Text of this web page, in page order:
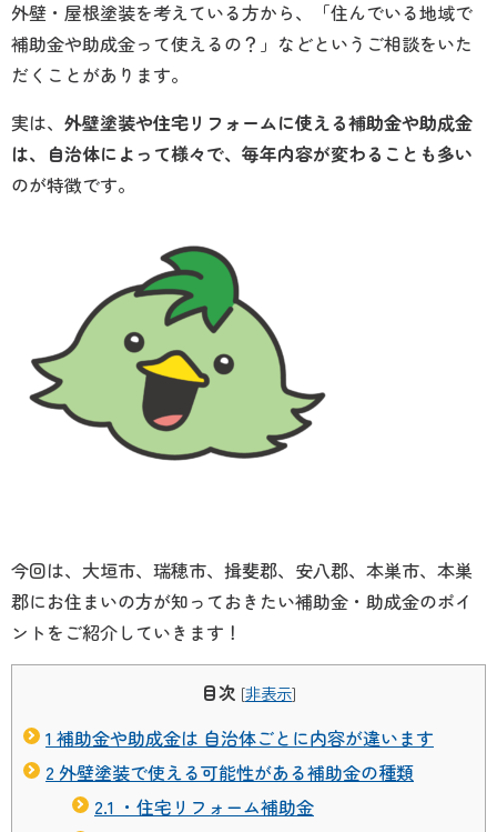
外壁・屋根塗装を考えている方から、「住んでいる地域で
補助金や助成金って使えるの？」などというご相談をいた
だくことがあります。
実は、 外壁塗装や住宅リフォームに使える補助金や助成金
は、自治体によって様々で、毎年内容が変わることも多い
のが特徴です。
今回は、大垣市、瑞穂市、揖斐郡、安八郡、本巣市、本巣
郡にお住まいの方が知っておきたい補助金・助成金のポイ
ントをご紹介していきます！
目次 [非表示]
1 補助金や助成金は 自治体ごとに内容が違います
2 外壁塗装で使える可能性がある補助金の種類
2.1 ・住宅リフォーム補助金